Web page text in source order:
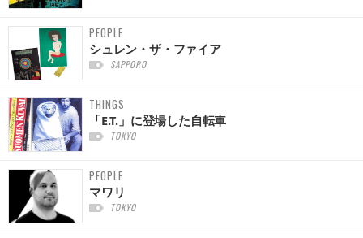
PEOPLE
シュレン・ザ・ファイア
SAPPORO
THINGS
「E.T.」に登場した自転車
TOKYO
PEOPLE
マワリ
TOKYO